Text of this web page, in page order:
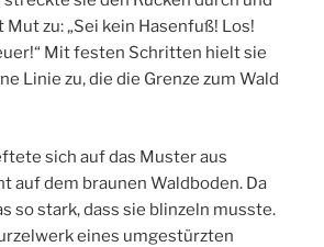
zu: „Sei kein Hasenfuß! Los!
Mit festen Schritten hielt sie
Linie zu, die die Grenze zum Wald
sich auf das Muster aus
auf dem braunen Waldboden. Da
so stark, dass sie blinzeln musste.
eines umgestürzten